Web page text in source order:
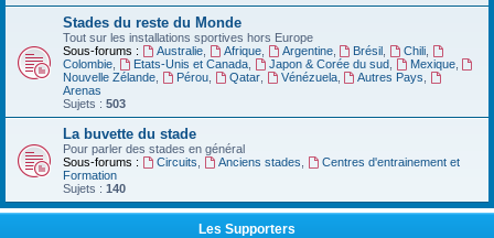
Stades du reste du Monde
Tout sur les installations sportives hors Europe
Sous-forums :
Australie, Afrique, Argentine, Brésil Chili
Colombie
Etats-Unis et Canada, Japon & Corée du sud, Mexique,
Nouvelle Zélande
Pérou, Qatar, Vénézuela, Autres Pays
Arenas
Sujets : 503
La buvette du stade
Pour parler des stades en général
Sous-forums :
Circuits Anciens stades
Centres d'entrainement et
Formation
Sujets : 140
Les Supporters